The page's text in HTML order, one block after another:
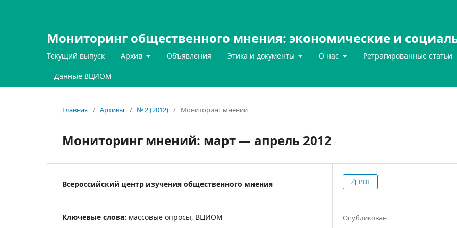
Мониторинг общественного мнения: экономические и
Текущий выпуск Архив Объявления Этика и документы О нас Ретрагированные статьи
Данные ВЦИОМ
Главная / Архивы / № 2 (2012) / Мониторинг мнений
Мониторинг мнений: март — апрель 2012
Всероссийский центр изучения общественного мнения
Ключевые слова: массовые опросы, ВЦИОМ
PDF
Опубликован